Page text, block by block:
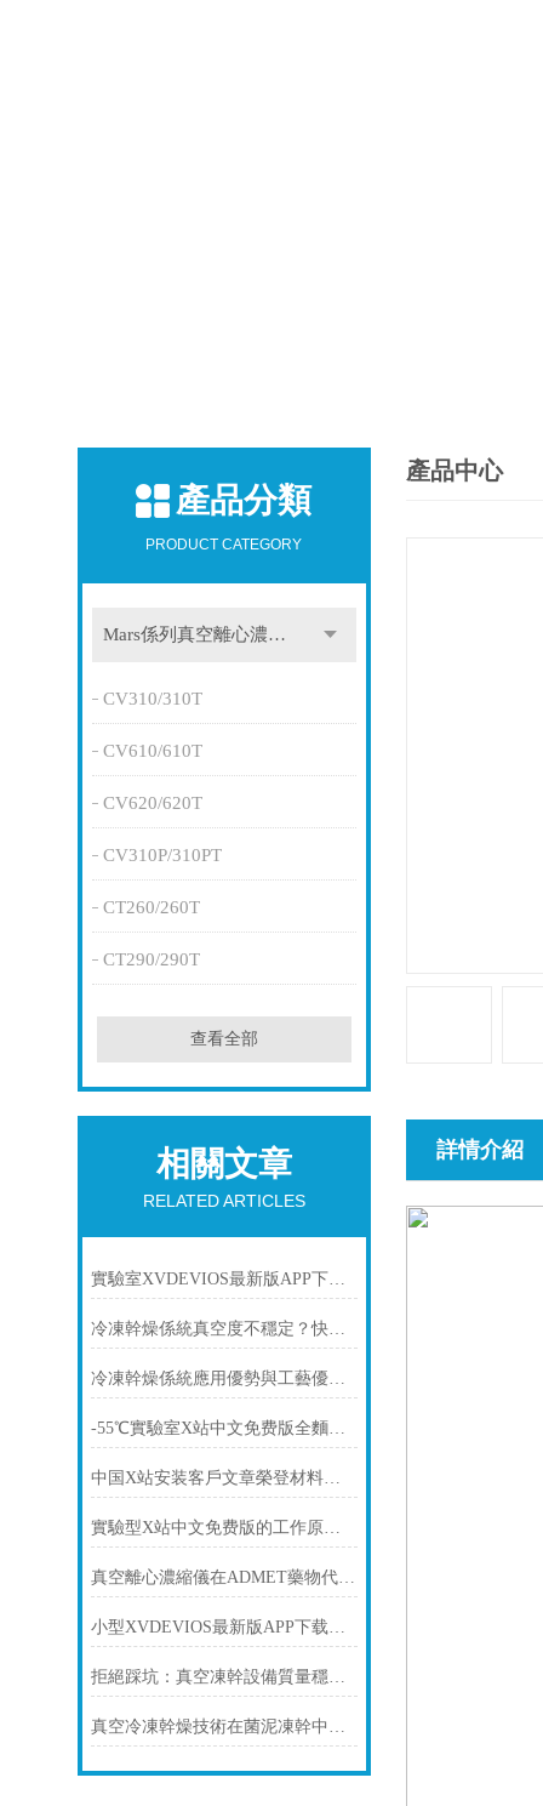
產品分類
PRODUCT CATEGORY
Mars係列真空離心濃縮儀
CV310/310T
CV610/610T
CV620/620T
CV310P/310PT
CT260/260T
CT290/290T
查看全部
相關文章
RELATED ARTICLES
實驗室XVDEVIOS最新版APP下载哪個廠商服務好？國內優質XVDEVIOS最新版APP下载生產廠家推薦
冷凍幹燥係統真空度不穩定？快速排查解決方法
冷凍幹燥係統應用優勢與工藝優化方案
-55℃實驗室X站中文免费版全麵解析：選型要點、核心配置與功能優勢
中国X站安装客戶文章榮登材料科學領域頂刊
實驗型X站中文免费版的工作原理與使用細節
真空離心濃縮儀在ADMET藥物代謝研究中的應用
小型XVDEVIOS最新版APP下载哪個品牌質量好？口碑穩定、售後穩妥廠家推薦
拒絕踩坑：真空凍幹設備質量穩定、售後穩妥廠商推薦
真空冷凍幹燥技術在菌泥凍幹中的應用
產品中心
詳情介紹